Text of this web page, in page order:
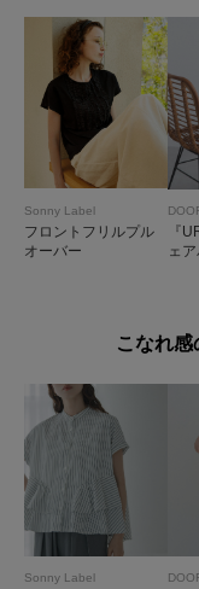
Sonny Label
フロントフリルプル
オーバー
『
ェ
こなれ
Sonny Label